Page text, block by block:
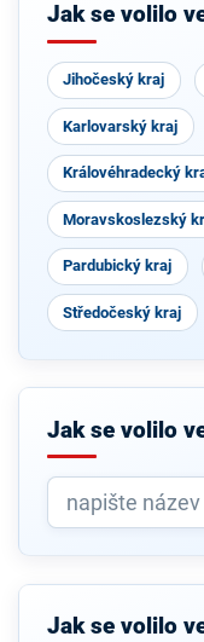
Jak se volilo
Jihočeský kraj
Karlovarský kraj
Královéhradecký
Moravskoslezský
Pardubický kraj
Středočeský kraj
Jak se volilo
Jak se volilo